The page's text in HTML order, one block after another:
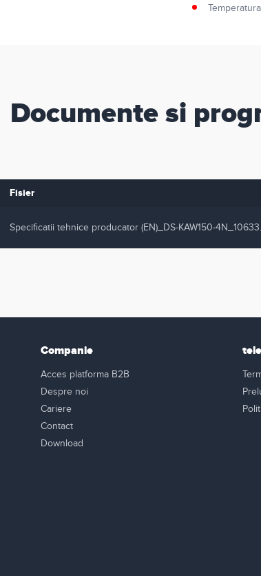
Documente si
Fisier
Specificatii tehnice producator (EN)_DS-KAW150-
Companie
Acces platforma B2B
Despre noi
Cariere
Contact
Download